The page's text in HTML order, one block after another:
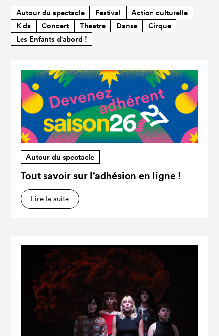
Autour du spectacle Festival
Action culturelle
Kids
Concert Théâtre Danse
Cirque
Les Enfants d'abord !
Autour du spectacle
Tout savoir sur l’adhésion en ligne !
Lire la suite